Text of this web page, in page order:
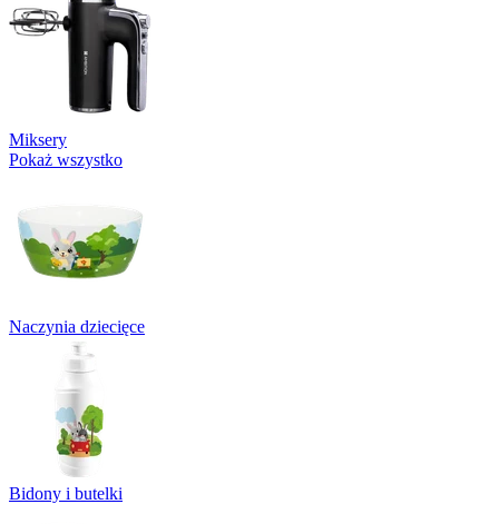
Miksery
Pokaż wszystko
Naczynia dziecięce
Bidony i butelki